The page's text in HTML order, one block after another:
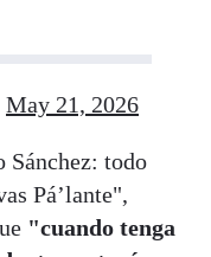
May 21, 2026
Sánchez: todo
Pá’lante",
"cuando tenga